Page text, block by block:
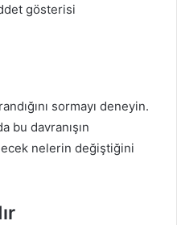
gösterisi
sormayı deneyin.
bu davranışın
nelerin değiştiğini